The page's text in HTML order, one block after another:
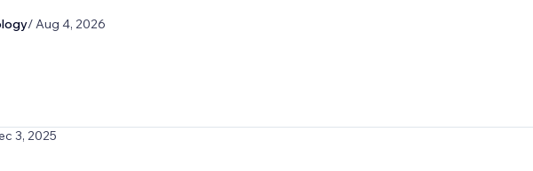
/ Aug 4, 2026
3, 2025